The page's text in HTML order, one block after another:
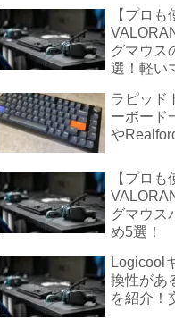
【プロも
グマウス
選！軽い
ラピッド
ーボード
や
【プロも
グマウス
め5選！
Logicool
換性があ
を紹介！